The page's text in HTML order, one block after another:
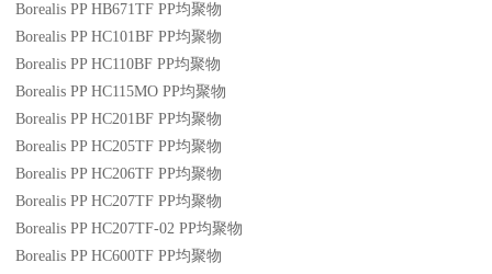
Borealis PP HB671TF PP均聚物
Borealis PP HC101BF PP均聚物
Borealis PP HC110BF PP均聚物
Borealis PP HC115MO PP均聚物
Borealis PP HC201BF PP均聚物
Borealis PP HC205TF PP均聚物
Borealis PP HC206TF PP均聚物
Borealis PP HC207TF PP均聚物
Borealis PP HC207TF-02 PP均聚物
Borealis PP HC600TF PP均聚物